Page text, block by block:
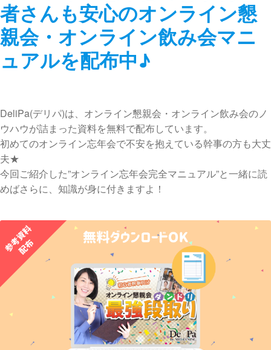
者さんも安心のオンライン懇
親会・オンライン飲み会マニ
ュアルを配布中♪
DeliPa(デリパ)は、オンライン懇親会・オンライン飲み会のノ
ウハウが詰まった資料を無料で配布しています。
初めてのオンライン忘年会で不安を抱えている幹事の方も大丈
夫★
今回ご紹介した”オンライン忘年会完全マニュアル”と一緒に読
めばさらに、知識が身に付きますよ！